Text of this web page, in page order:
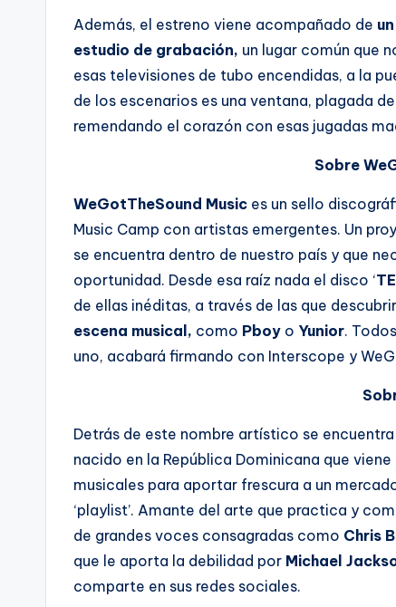
Además, el estreno viene acompañado de
estudio de grabación, un lugar común que
esas televisiones de tubo encendidas, a la
de los escenarios es una ventana, plagada
remendando el corazón con esas jugadas
Sobre
WeGotTheSound Music es un sello
Music Camp con artistas emergentes. Un
se encuentra dentro de nuestro país y que
oportunidad. Desde esa raíz nada el disco ‘
de ellas inéditas, a través de las que
escena musical, como Pboy o Yunior.
uno, acabará firmando con Interscope y
Detrás de este nombre artístico se encuentra
nacido en la República Dominicana que
musicales para aportar frescura a un
‘playlist’. Amante del arte que practica y
de grandes voces consagradas como Chris
que le aporta la debilidad por Michael
comparte en sus redes sociales.